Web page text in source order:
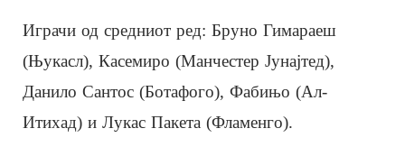
Играчи од средниот ред: Бруно Гимараеш
(Њукасл), Касемиро (Манчестер Јунајтед),
Данило Сантос (Ботафого), Фабињо (Ал-
Итихад) и Лукас Пакета (Фламенго).